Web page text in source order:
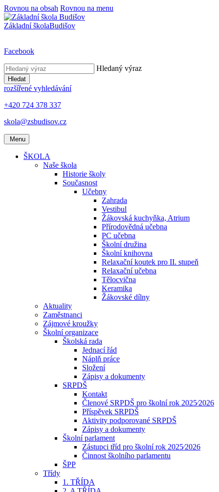
Rovnou na obsah Rovnou na menu
Základní školaBudišov
Facebook
Hledaný výraz
Hledat
rozšířené vyhledávání
+420 724 378 337
skola@zsbudisov.cz
Menu
ŠKOLA
Naše škola
Historie školy
Současnost
Učebny
Zahrada
Vestibul
Žákovská kuchyňka, Atrium
Přírodovědná učebna
PC učebna
Školní družina
Školní knihovna
Relaxační koutek pro II. stupeň
Relaxační učebna
Tělocvična
Keramika
Žákovské dílny
Aktuality
Zaměstnanci
Zájmové kroužky
Školní organizace
Školská rada
Jednací řád
Náplň práce
Složení
Zápisy a dokumenty
SRPDŠ
Kontakt
Členové SRPDŠ pro školní rok 2025⁄2026
Příspěvek SRPDŠ
Aktivity podporované SRPDŠ
Zápisy a dokumenty
Školní parlament
Zástupci tříd pro školní rok 2025⁄2026
Činnost školního parlamentu
ŠPP
Třídy
1. TŘÍDA